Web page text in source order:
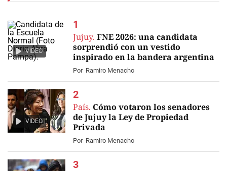
VIDEO
Jujuy. FNE 2026: una candidata
sorprendió con un vestido
inspirado en la bandera argentina
Por Ramiro Menacho
VIDEO
País. Cómo votaron los senadores
de Jujuy la Ley de Propiedad
Privada
Por Ramiro Menacho